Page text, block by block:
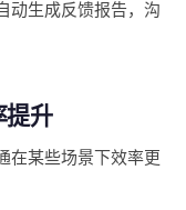
动生成反馈报告，沟
提升
在某些场景下效率更